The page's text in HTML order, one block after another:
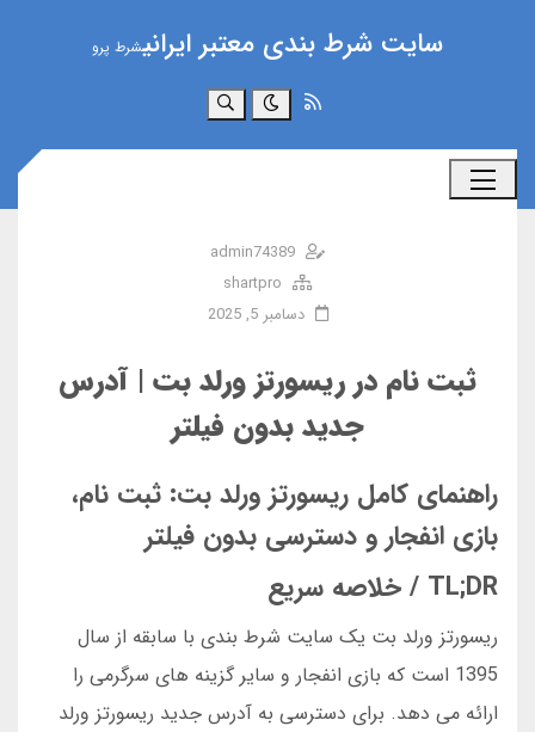
سایت شرط بندی معتبر ایرانیشرط پرو
جستجو
admin74389
shartpro
دسامبر 5, 2025
ثبت نام در ریسورتز ورلد بت | آدرس
جدید بدون فیلتر
راهنمای کامل ریسورتز ورلد بت: ثبت نام،
بازی انفجار و دسترسی بدون فیلتر
TL;DR / خلاصه سریع
ریسورتز ورلد بت یک سایت شرط بندی با سابقه از سال
1395 است که بازی انفجار و سایر گزینه های سرگرمی را
ارائه می دهد. برای دسترسی به آدرس جدید ریسورتز ورلد